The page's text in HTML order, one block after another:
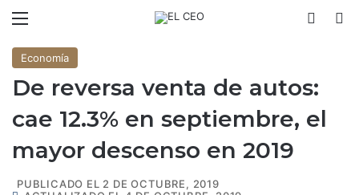
Economía
De reversa venta de autos:
cae 12.3% en septiembre, el
mayor descenso en 2019
PUBLICADO EL 2 DE OCTUBRE, 2019